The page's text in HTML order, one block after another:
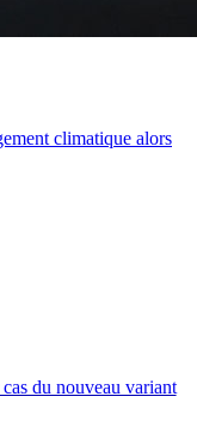
climatique alors
du nouveau variant